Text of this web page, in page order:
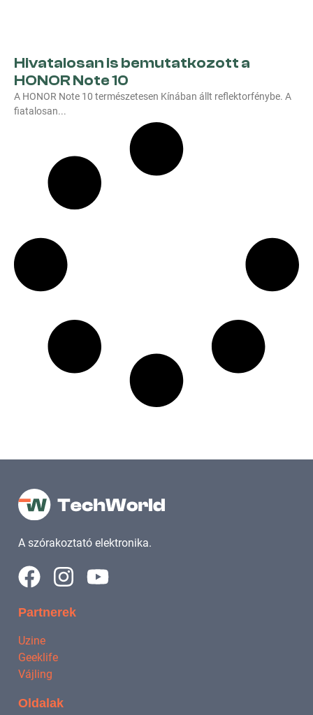
Hivatalosan is bemutatkozott a
HONOR Note 10
A HONOR Note 10 természetesen Kínában állt reflektorfénybe. A
fiatalosan
A szórakoztató elektronika.
Partnerek
Uzine
Geeklife
Vájling
Oldalak